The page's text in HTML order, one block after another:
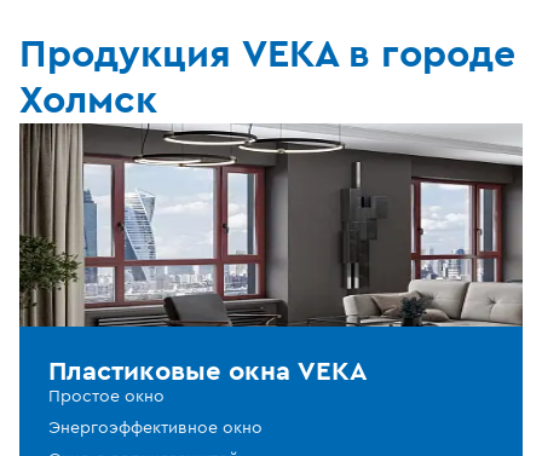
Продукция VEKA в городе
Холмск
Пластиковые окна VEKA
Простое окно
Энергоэффективное окно